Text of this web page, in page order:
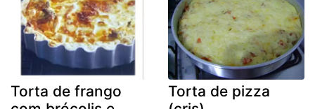
Torta de frango
Torta de pizza